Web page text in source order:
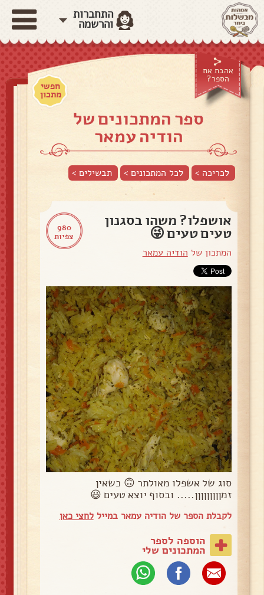
התחברות
והרשמה
אהבת את
הספר?
חפשי
מתכון
ספר המתכונים של
הודיה עמאר
לכריכה > לכל המתכונים > תבשילים>
980
צפיות
אושפלו? משהו בסגנון
טעים טעים 😜
המתכון של הודיה עמאר
סוג של אשפלו מאולתר 🙃 כשאין
זמןןןןןןןןן..... ובסוף יוצא טעים 😃
לקבלת הספר של הודיה עמאר במייללחצי כאן
הוספה לספר
המתכונים שלי